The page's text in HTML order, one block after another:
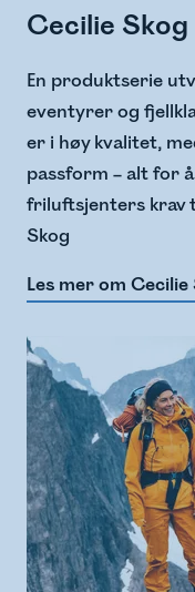
Cecilie Skog
En produktserie
eventyrer og
er i høy kvalitet,
passform – alt for
friluftsjenters krav
Skog
Les mer om Cecilie